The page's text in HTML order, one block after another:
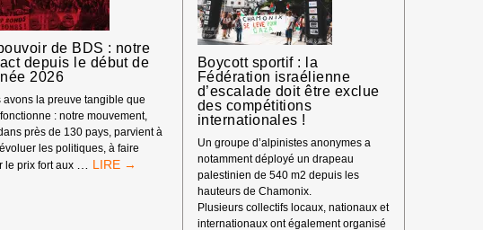
de BDS : notre
depuis le début de
2026
avons la preuve tangible que
: notre mouvement,
près de 130 pays, parvient à
les politiques, à faire
le prix fort aux
LE
Boycott sportif : la
Fédération israélienne
d’escalade doit être exclue
des compétitions
internationales !
Un groupe d’alpinistes anonymes a
notamment déployé un drapeau
palestinien de 540 m2 depuis les
hauteurs de Chamonix.
Plusieurs collectifs locaux, nationaux et
internationaux ont également organisé